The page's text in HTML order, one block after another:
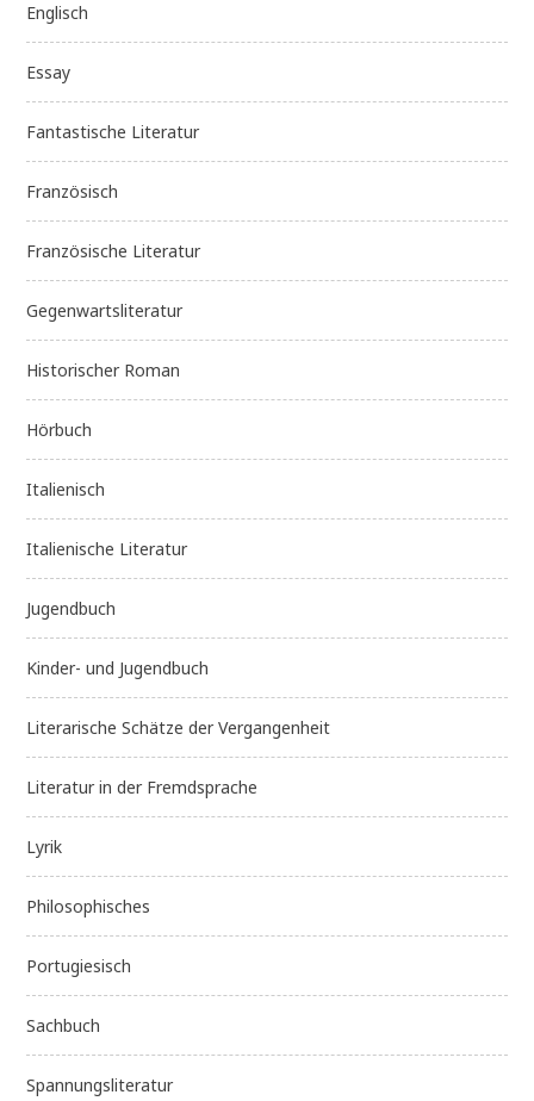
Englisch
Essay
Fantastische Literatur
Französisch
Französische Literatur
Gegenwartsliteratur
Historischer Roman
Hörbuch
Italienisch
Italienische Literatur
Jugendbuch
Kinder- und Jugendbuch
Literarische Schätze der Vergangenheit
Literatur in der Fremdsprache
Lyrik
Philosophisches
Portugiesisch
Sachbuch
Spannungsliteratur